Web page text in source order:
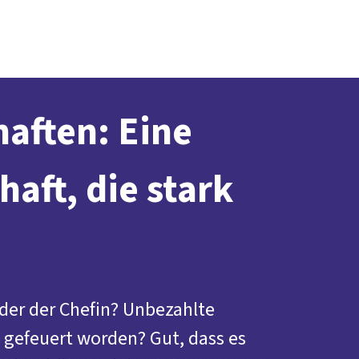
Eine
die stark
der Chefin? Unbezahlte
worden? Gut, dass es